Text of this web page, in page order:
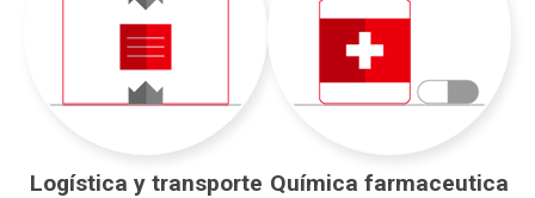
Logística y transporte Química farmaceutica